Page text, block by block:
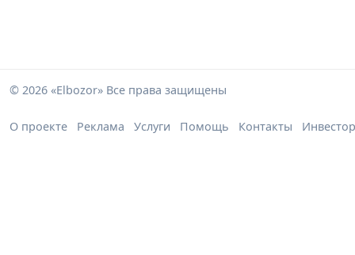
© 2026 «Elbozor» Все права защищены
О проекте Реклама Услуги Помощь Контакты